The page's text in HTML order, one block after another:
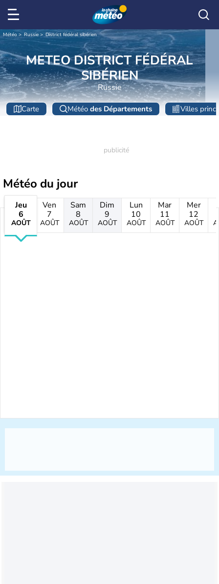
Météo Russie District fédéral sibérien
METEO DISTRICT FÉDÉRAL
SIBÉRIEN
Russie
Carte Météo des Départements Villes
Météo du jour
Jeu
6
AOÛT
Ven
7
AOÛT
Sam
8
AOÛT
Dim
9
AOÛT
Lun
10
AOÛT
Mar
11
AOÛT
Mer
12
AOÛT